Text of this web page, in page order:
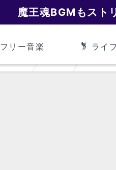
魔王魂BGMもスト
フリー音楽 ライ